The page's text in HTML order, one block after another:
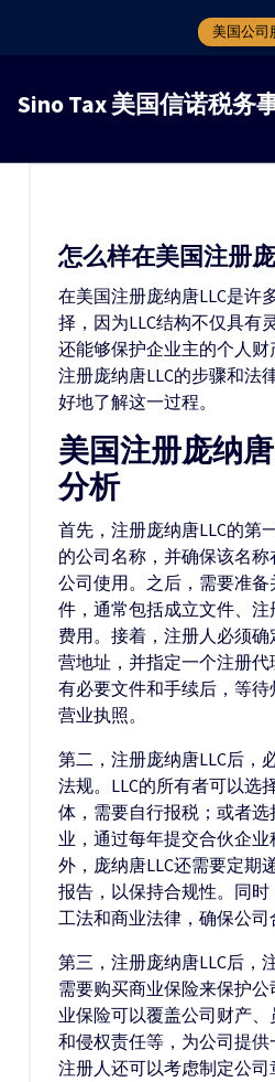
美国公司
Sino Tax 美国信诺税务
怎么样在美国注册
在美国注册庞纳唐LLC是许
择，因为LLC结构不仅具有
还能够保护企业主的个人
注册庞纳唐LLC的步骤和法
好地了解这一过程。
美国注册庞纳
分析
首先，注册庞纳唐LLC的第
的公司名称，并确保该名
公司使用。之后，需要准备
件，通常包括成立文件、
费用。接着，注册人必须
营地址，并指定一个注册
有必要文件和手续后，等
营业执照。
第二，注册庞纳唐LLC后，
法规。LLC的所有者可以选
体，需要自行报税；或者选
业，通过每年提交合伙企
外，庞纳唐LLC还需要定期
报告，以保持合规性。同
工法和商业法律，确保公司
第三，注册庞纳唐LLC后，
需要购买商业保险来保护
业保险可以覆盖公司财产
和侵权责任等，为公司提供
注册人还可以考虑制定公